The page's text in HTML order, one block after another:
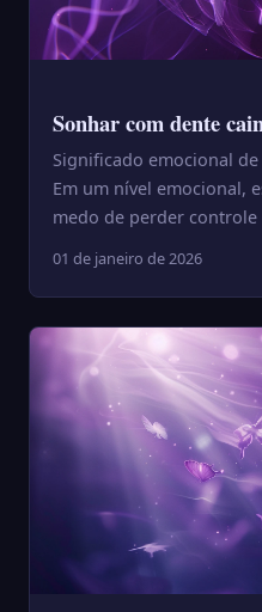
Sonhar com dente
Significado emocional
Em um nível emocional,
medo de perder
01 de janeiro de 2026